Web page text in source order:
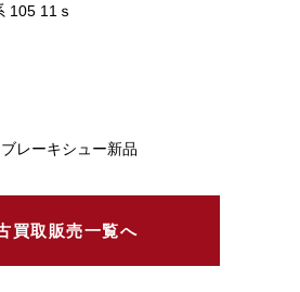
105 11ｓ
レーキシュー新品
買取販売一覧へ